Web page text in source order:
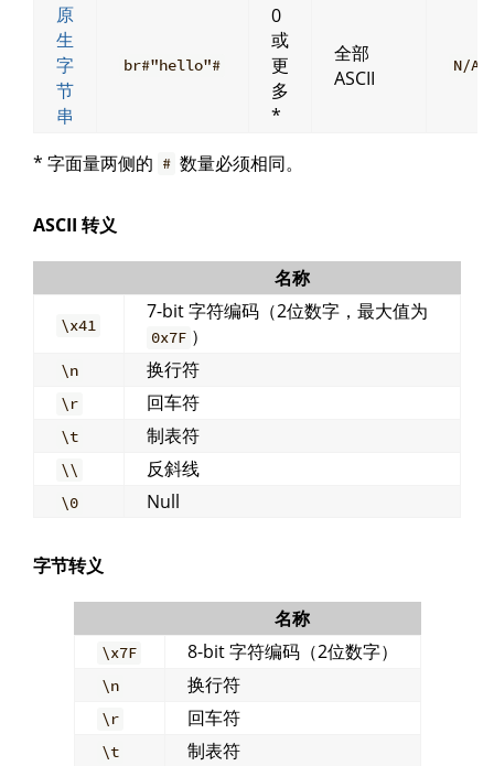
原
生
字
节
串
br#"hello"#
0
或
更
多
*
全部
ASCII
N/A
* 字面量两侧的 # 数量必须相同。
ASCII 转义
名称
\x41
7-bit 字符编码（2位数字，最大值为
0x7F ）
\n 换行符
\r 回车符
\t 制表符
\\ 反斜线
\0 Null
字节转义
名称
\x7F 8-bit 字符编码（2位数字）
\n 换行符
\r 回车符
\t 制表符